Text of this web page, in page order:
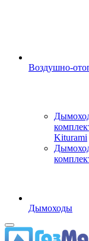
Воздушно-
Kiturami
Дымоходы